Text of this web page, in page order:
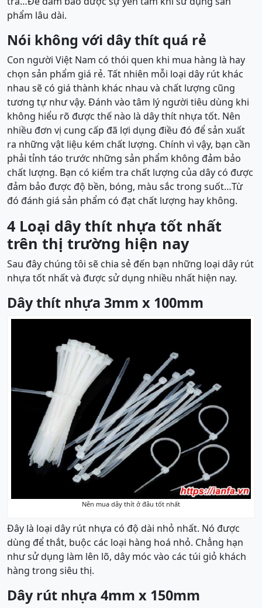
phẩm lâu dài.
Nói không với dây thít quá rẻ
Con người Việt Nam có thói quen khi mua hàng là hay
chọn sản phẩm giá rẻ. Tất nhiên mỗi loại dây rút khác
nhau sẽ có giá thành khác nhau và chất lượng cũng
tương tự như vậy. Đánh vào tâm lý người tiêu dùng khi
không hiểu rõ được thế nào là dây thít nhựa tốt. Nên
nhiều đơn vị cung cấp đã lợi dụng điều đó để sản xuất
ra những vật liệu kém chất lượng. Chính vì vậy, bạn cần
phải tỉnh táo trước những sản phẩm không đảm bảo
chất lượng. Bạn có kiểm tra chất lượng của dây có được
đảm bảo được độ bền, bóng, màu sắc trong suốt…Từ
đó đánh giá sản phẩm có đạt chất lượng hay không.
4 Loại dây thít nhựa tốt nhất
trên thị trường hiện nay
Sau đây chúng tôi sẽ chia sẻ đến bạn những loại dây rút
nhựa tốt nhất và được sử dụng nhiều nhất hiện nay.
Dây thít nhựa 3mm x 100mm
Nên mua dây thít ở đâu tốt nhất
Đây là loại dây rút nhựa có độ dài nhỏ nhất. Nó được
dùng để thắt, buộc các loại hàng hoá nhỏ. Chẳng hạn
như sử dụng làm lên lõ, dây móc vào các túi giỏ khách
hàng trong siêu thị.
Dây rút nhựa 4mm x 150mm